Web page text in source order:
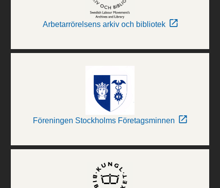
Arbetarrörelsens arkiv och bibliotek
Föreningen Stockholms Företagsminnen